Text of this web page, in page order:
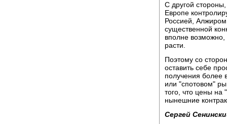
С другой
Европе
Россией,
существенной
вполне возможно,
расти.
Поэтому со
оставить себе
получения более
или "спотовом"
того, что цены
нынешние
Сергей